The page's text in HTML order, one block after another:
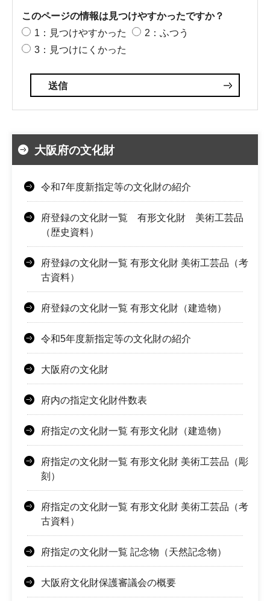
このページの情報は見つけやすかったですか？
1：見つけやすかった
2：ふつう
3：見つけにくかった
大阪府の文化財
令和7年度新指定等の文化財の紹介
府登録の文化財一覧 有形文化財 美術工芸品
（歴史資料）
府登録の文化財一覧 有形文化財 美術工芸品（考
古資料）
府登録の文化財一覧 有形文化財（建造物）
令和5年度新指定等の文化財の紹介
大阪府の文化財
府内の指定文化財件数表
府指定の文化財一覧 有形文化財（建造物）
府指定の文化財一覧 有形文化財 美術工芸品（彫
刻）
府指定の文化財一覧 有形文化財 美術工芸品（考
古資料）
府指定の文化財一覧 記念物（天然記念物）
大阪府文化財保護審議会の概要